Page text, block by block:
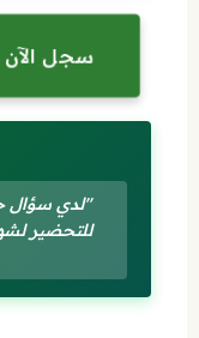
سجل الآن